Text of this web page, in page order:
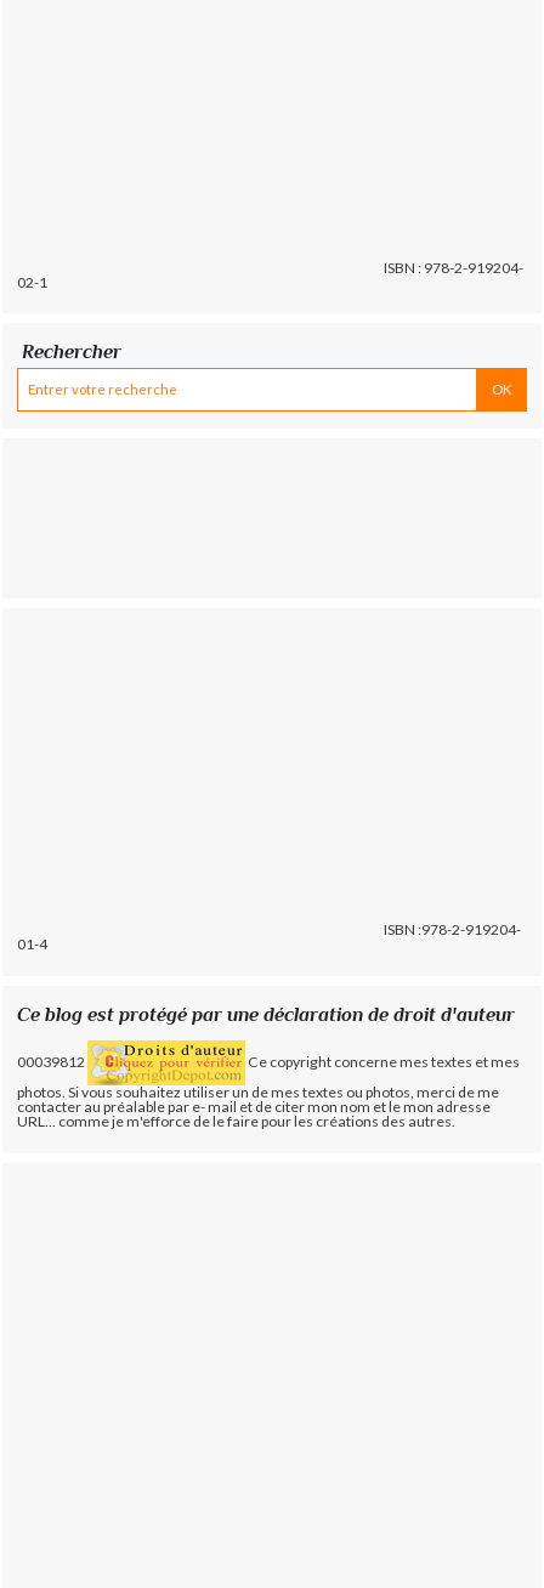
ISBN : 978-2-919204-
02-1
Rechercher
ISBN :978-2-919204-
01-4
Ce blog est protégé par une déclaration de droit d'auteur
00039812
Ce copyright concerne mes textes et mes
photos. Si vous souhaitez utiliser un de mes textes ou photos, merci de me
contacter au préalable par e- mail et de citer mon nom et le mon adresse
URL... comme je m'efforce de le faire pour les créations des autres.